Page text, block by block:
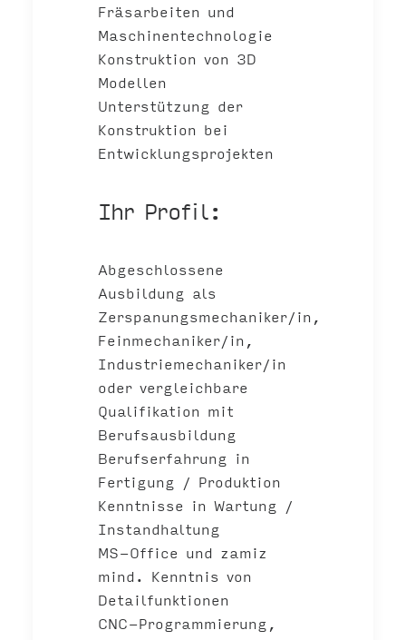
Fräsarbeiten und
Maschinentechnologie
Konstruktion von 3D
Modellen
Unterstützung der
Konstruktion bei
Entwicklungsprojekten
Ihr Profil:
Abgeschlossene
Ausbildung als
Zerspanungsmechaniker/in,
Feinmechaniker/in,
Industriemechaniker/in
oder vergleichbare
Qualifikation mit
Berufsausbildung
Berufserfahrung in
Fertigung / Produktion
Kenntnisse in Wartung /
Instandhaltung
MS-Office und zamiz
mind. Kenntnis von
Detailfunktionen
CNC-Programmierung,